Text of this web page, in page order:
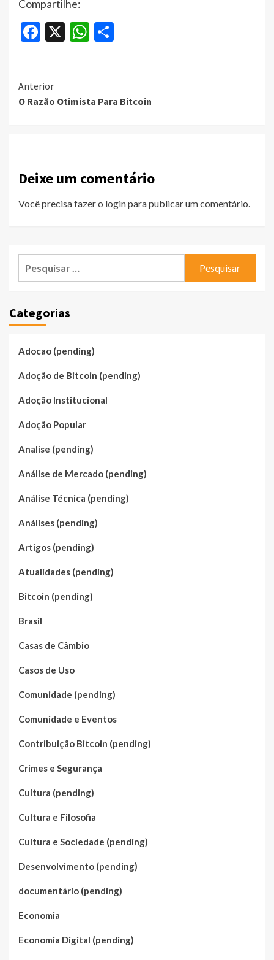
Compartilhe:
Facebook
X WhatsApp
Continue
Reading
Anterior
O Razão Otimista Para Bitcoin
Deixe um comentário
Você precisa fazer o loginpara publicar um comentário.
Categorias
Adocao (pending)
Adoção de Bitcoin (pending)
Adoção Institucional
Adoção Popular
Analise (pending)
Análise de Mercado (pending)
Análise Técnica (pending)
Análises (pending)
Artigos (pending)
Atualidades (pending)
Bitcoin (pending)
Brasil
Casas de Câmbio
Casos de Uso
Comunidade (pending)
Comunidade e Eventos
Contribuição Bitcoin (pending)
Crimes e Segurança
Cultura (pending)
Cultura e Filosofia
Cultura e Sociedade (pending)
Desenvolvimento (pending)
documentário (pending)
Economia
Economia Digital (pending)